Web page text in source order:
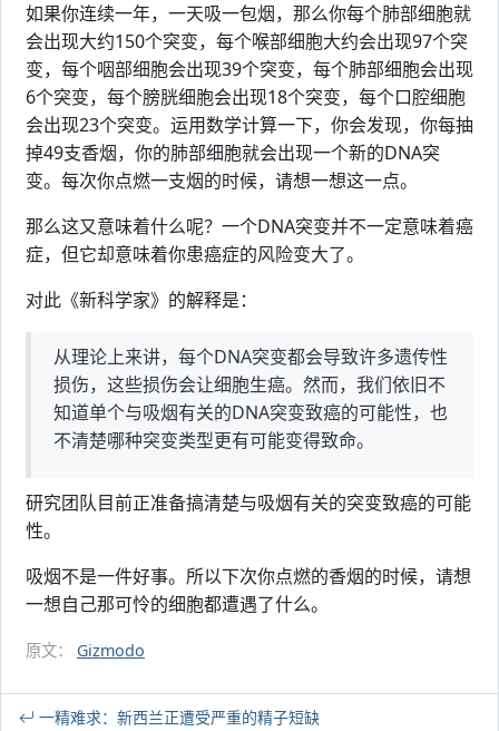
如果你连续一年，一天吸一包烟，那么你每个肺部细胞就
会出现大约150个突变，每个喉部细胞大约会出现97个突
变，每个咽部细胞会出现39个突变，每个肺部细胞会出现
6个突变，每个膀胱细胞会出现18个突变，每个口腔细胞
会出现23个突变。运用数学计算一下，你会发现，你每抽
掉49支香烟，你的肺部细胞就会出现一个新的DNA突
变。每次你点燃一支烟的时候，请想一想这一点。
那么这又意味着什么呢？一个DNA突变并不一定意味着癌
症，但它却意味着你患癌症的风险变大了。
对此《新科学家》的解释是：
从理论上来讲，每个DNA突变都会导致许多遗传性
损伤，这些损伤会让细胞生癌。然而，我们依旧不
知道单个与吸烟有关的DNA突变致癌的可能性，也
不清楚哪种突变类型更有可能变得致命。
研究团队目前正准备搞清楚与吸烟有关的突变致癌的可能
性。
吸烟不是一件好事。所以下次你点燃的香烟的时候，请想
一想自己那可怜的细胞都遭遇了什么。
原文： Gizmodo
一精难求：新西兰正遭受严重的精子短缺